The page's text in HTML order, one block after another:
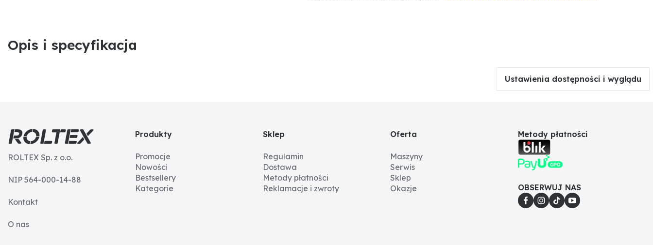
Opis i specyfikacja
Ustawienia dostępności i wyglądu
ROLTEX Sp. z o.o.
NIP 564-000-14-88
Kontakt
O nas
Produkty
Promocje
Nowości
Bestsellery
Kategorie
Sklep
Regulamin
Dostawa
Metody płatności
Reklamacje i zwroty
Oferta
Maszyny
Serwis
Sklep
Okazje
Metody płatności
OBSERWUJ NAS